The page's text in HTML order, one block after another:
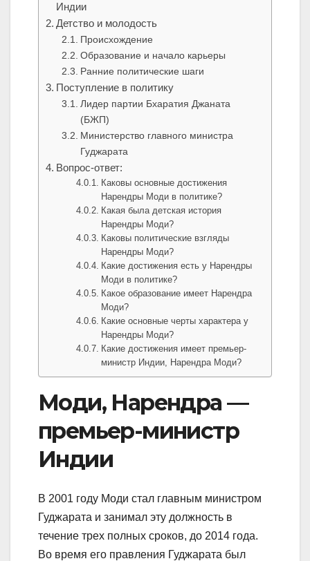
Индии
Детство и молодость
Происхождение
Образование и начало карьеры
Ранние политические шаги
Поступление в политику
Лидер партии Бхаратия Джаната
(БЖП)
Министерство главного министра
Гуджарата
Вопрос-ответ:
Каковы основные достижения
Нарендры Моди в политике?
Какая была детская история
Нарендры Моди?
Каковы политические взгляды
Нарендры Моди?
Какие достижения есть у Нарендры
Моди в политике?
Какое образование имеет Нарендра
Моди?
Какие основные черты характера у
Нарендры Моди?
Какие достижения имеет премьер-
министр Индии, Нарендра Моди?
Моди, Нарендра —
премьер-министр
Индии
В 2001 году Моди стал главным министром
Гуджарата и занимал эту должность в
течение трех полных сроков, до 2014 года.
Во время его правления Гуджарата был